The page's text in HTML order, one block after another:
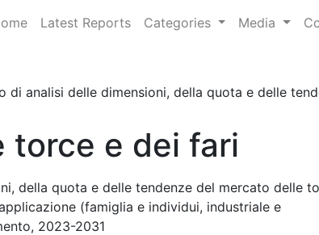
Latest Reports Categories Media
di analisi delle dimensioni, della quota e delle
torce e dei fari
della quota e delle tendenze del mercato delle
(famiglia e individui, industriale e
2023-2031